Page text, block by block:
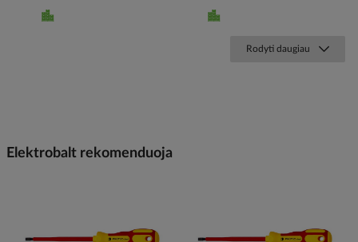
Rodyti daugiau
Elektrobalt rekomenduoja